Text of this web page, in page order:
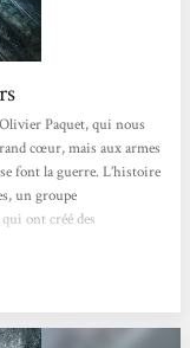
Paquet, qui nous
cœur, mais aux armes
font la guerre. L’histoire
un groupe
ont créé des
climatique, les...